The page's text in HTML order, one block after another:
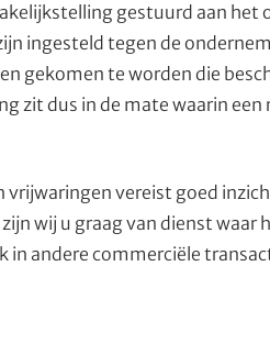
gestuurd aan het
ingesteld tegen de
gekomen te worden die
zit dus in de mate waarin een
vrijwaringen vereist goed
wij u graag van dienst waar
in andere commerciële